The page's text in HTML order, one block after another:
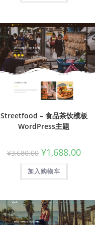
Streetfood – 食品茶饮模板
WordPress主题
¥3,680.00 ¥1,688.00
加入购物车